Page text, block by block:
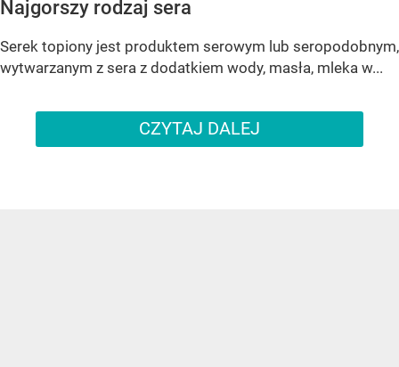
Najgorszy rodzaj sera
Serek topiony jest produktem serowym lub seropodobnym,
wytwarzanym z sera z dodatkiem wody, masła, mleka w...
CZYTAJ DALEJ